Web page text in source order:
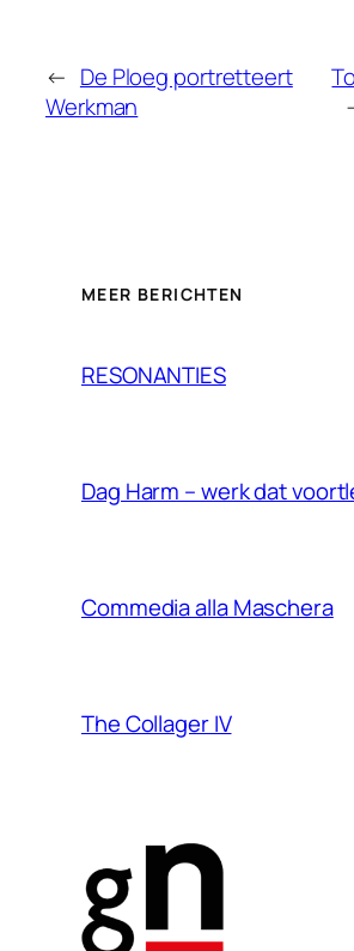
← De Ploeg portretteert
Werkman
MEER BERICHTEN
RESONANTIES
Dag Harm – werk dat
Commedia alla Maschera
The Collager IV